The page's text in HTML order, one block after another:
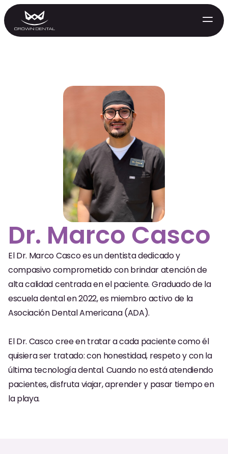
Tratamiento de Emergencia
Protectores Nocturnos
Exámenes Orales
Tratamiento Periodontal
Programa Preventivo
Tratamiento de Conducto
RESTAURATIVO
All-on-4
All-on-6
Dr. Marco Casco
El Dr. Marco Casco es un dentista dedicado y
compasivo comprometido con brindar atención de
alta calidad centrada en el paciente. Graduado de la
escuela dental en 2022, es miembro activo de la
Asociación Dental Americana (ADA).
El Dr. Casco cree en tratar a cada paciente como él
quisiera ser tratado: con honestidad, respeto y con la
última tecnología dental. Cuando no está atendiendo
pacientes, disfruta viajar, aprender y pasar tiempo en
la playa.